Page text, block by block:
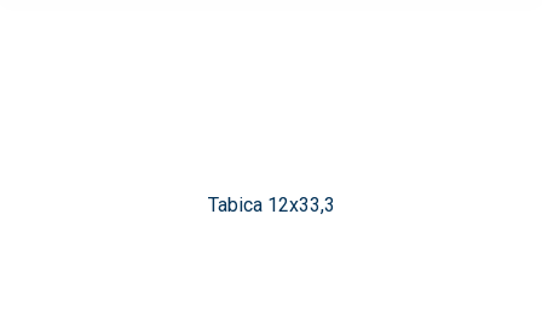
Tabica 12x33,3